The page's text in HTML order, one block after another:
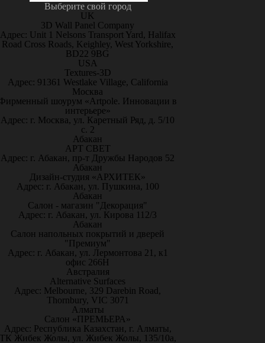
Выберите свой город
UK
3D Wall Panel Company
Адрес: Unit 1 Nelsons Transport Yard, Halifax
Road Cross Roads, Keighley, West Yorkshire,
BD22 9BG
USA
Textures-3D
Адрес: 91361 Westlake Village, California
Москва
шоурум «Artpole. Инновации в
интерьере»
Адрес: г. Москва, ул. Каретный Ряд, д. 5/10
с. 2
Абакан
АРТ СВЕТ
Адрес: г. Абакан, пр-т Дружбы Народов 52
Абакан
Дизайн-студия «АРХИТЕК»
Адрес: г. Абакан, ул. Пушкина, 100
Абакан
Салон - магазин "Декорация"
Адрес: г. Абакан, ул. Кирова 112/3
Абакан
Салон напольных покрытий и дверей
"Премиум"
Адрес: г. Абакан, ул. Лермонтова 21, к1
офис 266Н
Австралия
Alternative Surfaces
Адрес: Melbourne, 329 Darebin Road,
Thornbury, VIC 3071
Алматы
Салон «ПРЕМЬЕРА»
Адрес: Республика Казахстан, г. Алматы,
Жибек Жолы, ул. Жибек Жолы, 135/10а,